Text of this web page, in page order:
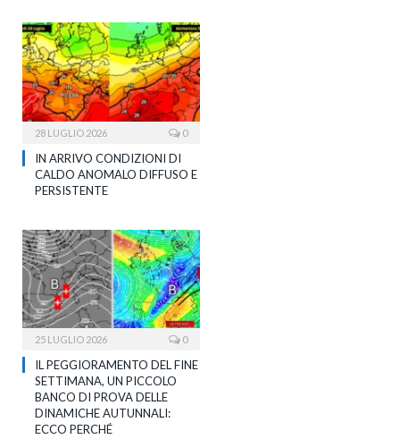
28 LUGLIO 2026 0
IN ARRIVO CONDIZIONI DI
CALDO ANOMALO DIFFUSO E
PERSISTENTE
25 LUGLIO 2026 0
IL PEGGIORAMENTO DEL FINE
SETTIMANA, UN PICCOLO
BANCO DI PROVA DELLE
DINAMICHE AUTUNNALI:
ECCO PERCHÉ